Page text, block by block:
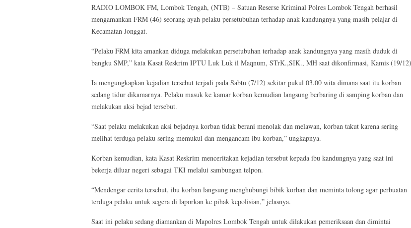
RADIO LOMBOK FM, Lombok Tengah, (NTB) – Satuan Reserse Kriminal Polres Lombok Tengah berhasil
mengamankan FRM (46) seorang ayah pelaku persetubuhan terhadap anak kandungnya yang masih pelajar di
Kecamatan Jonggat.
“Pelaku FRM kita amankan diduga melakukan persetubuhan terhadap anak kandungnya yang masih duduk di
bangku SMP,” kata Kasat Reskrim IPTU Luk Luk il Maqnum, STrK.,SIK., MH saat dikonfirmasi, Kamis (19/
Ia mengungkapkan kejadian tersebut terjadi pada Sabtu (7/12) sekitar pukul 03.00 wita dimana saat itu korban
sedang tidur dikamarnya. Pelaku masuk ke kamar korban kemudian langsung berbaring di samping korban dan
melakukan aksi bejad tersebut.
“Saat pelaku melakukan aksi bejadnya korban tidak berani menolak dan melawan, korban takut karena sering
melihat terduga pelaku sering memukul dan mengancam ibu korban,” ungkapnya.
Korban kemudian, kata Kasat Reskrim menceritakan kejadian tersebut kepada ibu kandungnya yang saat ini
bekerja diluar negeri sebagai TKI melalui sambungan telpon.
“Mendengar cerita tersebut, ibu korban langsung menghubungi bibik korban dan meminta tolong agar perbuatan
terduga pelaku untuk segera di laporkan ke pihak kepolisian,” jelasnya.
Saat ini pelaku sedang diamankan di Mapolres Lombok Tengah untuk dilakukan pemeriksaan dan dimintai